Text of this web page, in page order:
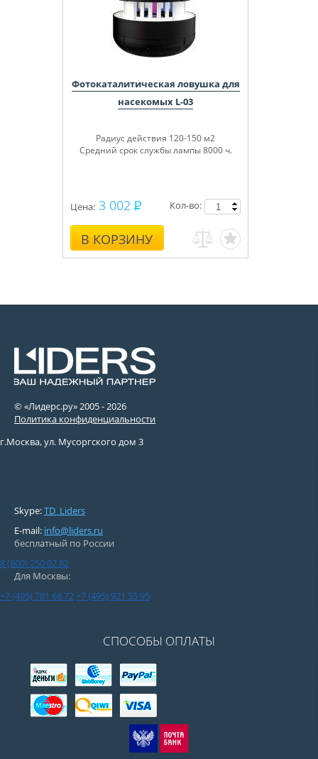
Фотокаталитическая ловушка для
насекомых L-03
Радиус действия 120-150 м2
Средний срок службы лампы 8000 ч.
Цена: 3 002
В КОРЗИНУ
Кол-во:
© «Лидерс.ру» 2005 -2026
Политика конфиденциальности
г.Москва, ул. Мусоргского дом 3
Skype:TD_Liders
E-mail: info@liders.ru
бесплатный по России
8 (800) 250 02 82
Для Москвы:
+7 (495) 781 68 72+7 (495) 921 55 95
СПОСОБЫ ОПЛАТЫ